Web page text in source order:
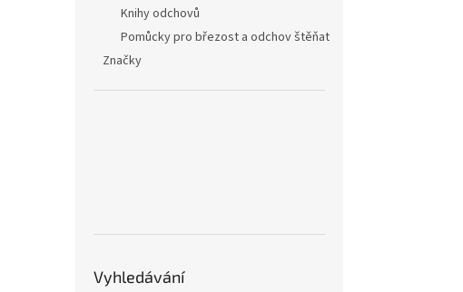
Knihy odchovů
Pomůcky pro březost a odchov štěňat
Značky
Vyhledávání